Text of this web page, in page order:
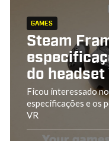
GAMES
Steam
do headset
Ficou interessado
especificações e os
VR